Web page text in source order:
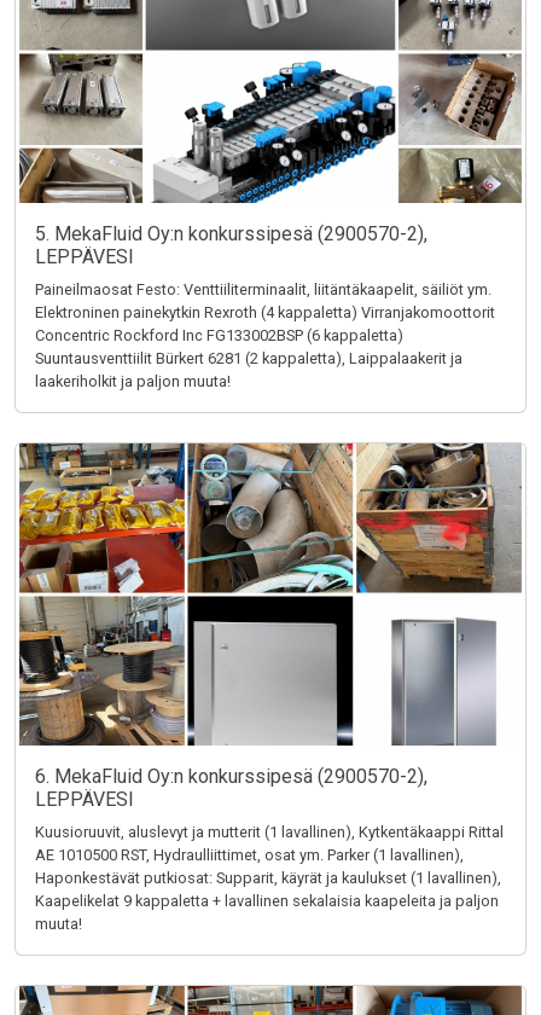
5. MekaFluid Oy:n konkurssipesä (2900570-2),
LEPPÄVESI
Paineilmaosat Festo: Venttiiliterminaalit, liitäntäkaapelit, säiliöt ym.
Elektroninen painekytkin Rexroth (4 kappaletta) Virranjakomoottorit
Concentric Rockford Inc FG133002BSP (6 kappaletta)
Suuntausventtiilit Bürkert 6281 (2 kappaletta), Laippalaakerit ja
laakeriholkit ja paljon muuta!
6. MekaFluid Oy:n konkurssipesä (2900570-2),
LEPPÄVESI
Kuusioruuvit, aluslevyt ja mutterit (1 lavallinen), Kytkentäkaappi Rittal
AE 1010500 RST, Hydraulliittimet, osat ym. Parker (1 lavallinen),
Haponkestävät putkiosat: Supparit, käyrät ja kaulukset (1 lavallinen),
Kaapelikelat 9 kappaletta + lavallinen sekalaisia kaapeleita ja paljon
muuta!